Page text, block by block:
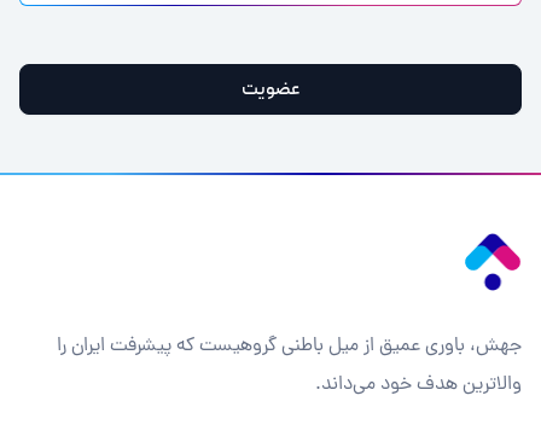
عضویت
جهش، باوری عمیق از میل باطنی گروهیست که پیشرفت ایران را
والاترین هدف خود می‌داند.